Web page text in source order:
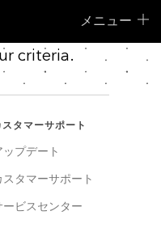
メニュー
criteria.
スタマーサポート
ップデート
スタマーサポート
ービスセンター